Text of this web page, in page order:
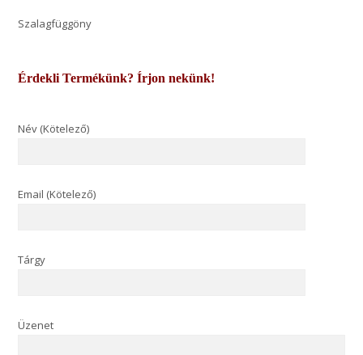
Szalagfüggöny
Érdekli Termékünk? Írjon nekünk!
Név (Kötelező)
Email (Kötelező)
Tárgy
Üzenet